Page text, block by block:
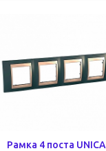
Рамка 4 поста UNICA